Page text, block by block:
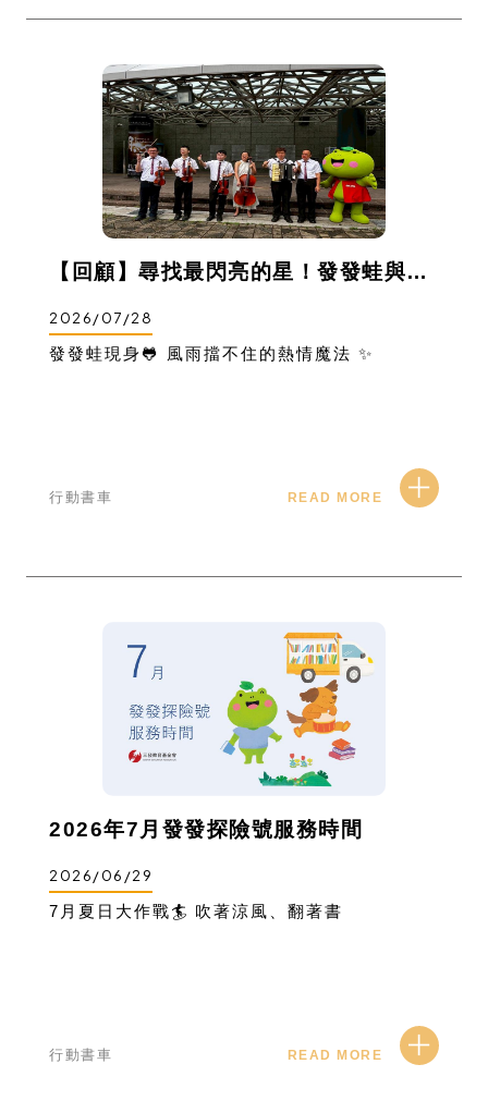
【回顧】尋找最閃亮的星！發發蛙與星兒的共融閱讀日 📖
2026/07/28
發發蛙現身🐸 風雨擋不住的熱情魔法 ✨
行動書車 READ MORE
2026年7月發發探險號服務時間
2026/06/29
7月夏日大作戰🏄 吹著涼風、翻著書
行動書車 READ MORE